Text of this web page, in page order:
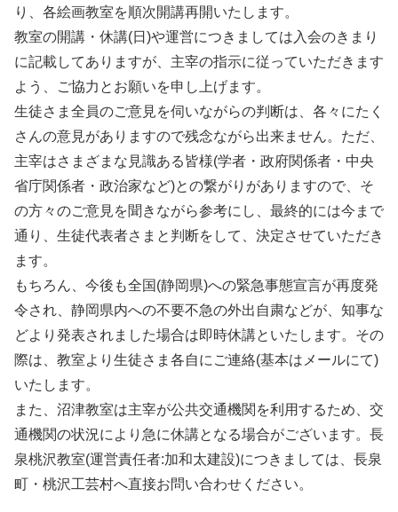
り、各絵画教室を順次開講再開いたします。
教室の開講・休講(日)や運営につきましては入会のきまり
に記載してありますが、主宰の指示に従っていただきます
よう、ご協力とお願いを申し上げます。
生徒さま全員のご意見を伺いながらの判断は、各々にたく
さんの意見がありますので残念ながら出来ません。ただ、
主宰はさまざまな見識ある皆様(学者・政府関係者・中央
省庁関係者・政治家など)との繋がりがありますので、そ
の方々のご意見を聞きながら参考にし、最終的には今まで
通り、生徒代表者さまと判断をして、決定させていただき
ます。
もちろん、今後も全国(静岡県)への緊急事態宣言が再度発
令され、静岡県内への不要不急の外出自粛などが、知事な
どより発表されました場合は即時休講といたします。その
際は、教室より生徒さま各自にご連絡(基本はメールにて)
いたします。
また、沼津教室は主宰が公共交通機関を利用するため、交
通機関の状況により急に休講となる場合がございます。長
泉桃沢教室(運営責任者:加和太建設)につきましては、長泉
町・桃沢工芸村へ直接お問い合わせください。